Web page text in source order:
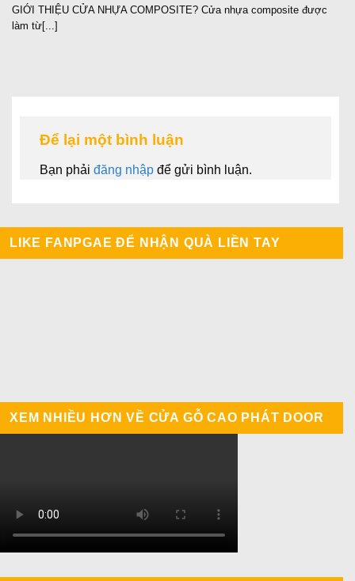
GIỚI THIỆU CỬA NHỰA COMPOSITE? Cửa nhựa composite được
làm từ[...]
Để lại một bình luận
Bạn phải đăng nhập để gửi bình luận.
LIKE FANPGAE ĐỂ NHẬN QUÀ LIỀN TAY
XEM NHIỀU HƠN VỀ CỬA GỖ CAO PHÁT DOOR